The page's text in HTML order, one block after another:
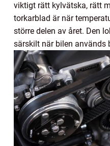
viktigt rätt kylvätska, rätt
torkarblad är när
större delen av året. Den
särskilt när bilen används